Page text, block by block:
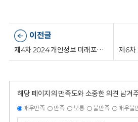
이전글
제4차 2024 개인정보 미래포럼('24.08.21.)
해당 페이지의 만족도와 소중한 의견 남겨
매우만족 만족 보통 불만족 매우불